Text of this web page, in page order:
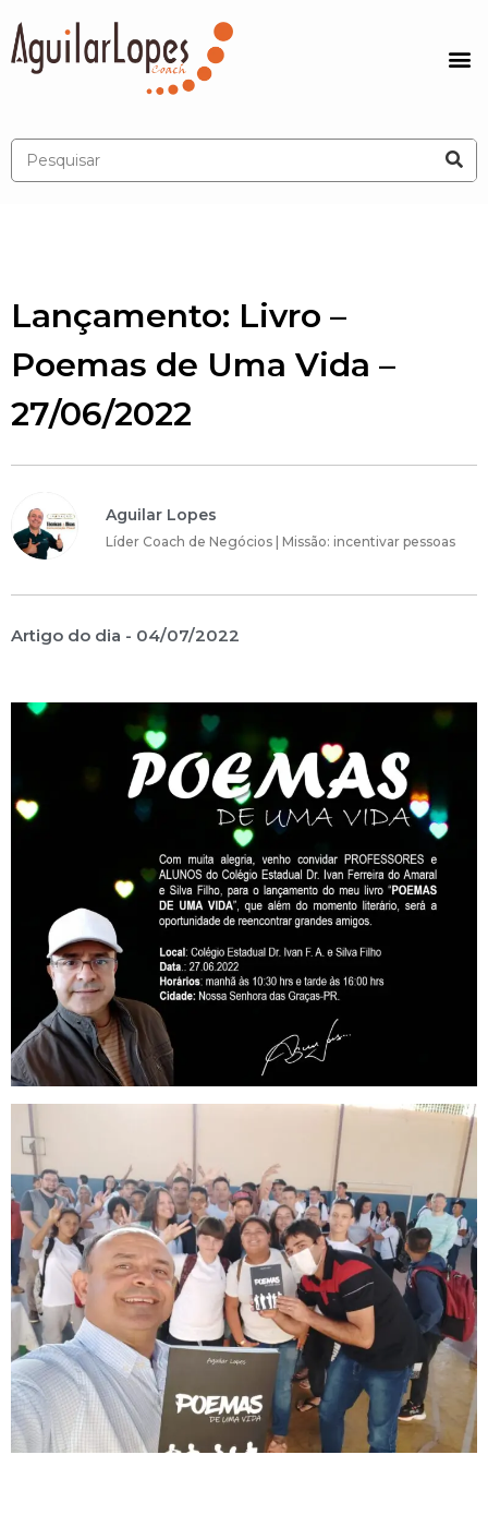
Lançamento: Livro –
Poemas de Uma Vida –
27/06/2022
Aguilar Lopes
Líder Coach de Negócios | Missão: incentivar pessoas
Artigo do dia - 04/07/2022